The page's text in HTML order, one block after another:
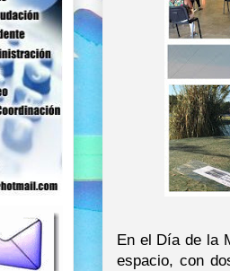
En el Día de la
espacio, con